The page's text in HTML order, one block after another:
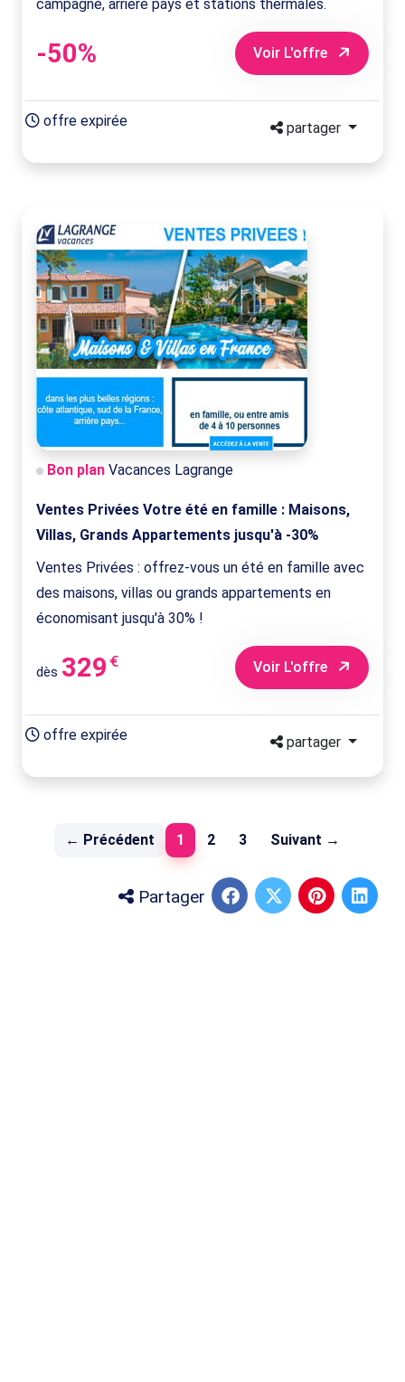
campagne, arrière pays et stations thermales.
-50% Voir L'offre
offre expirée partager
Bon plan Vacances Lagrange
Ventes Privées Votre été en famille : Maisons,
Villas, Grands Appartements jusqu'à -30%
Ventes Privées : offrez-vous un été en famille avec
des maisons, villas ou grands appartements en
économisant jusqu'à 30% !
dès 329 € Voir L'offre
offre expirée partager
← Précédent 1 (current)
2 3 Suivant →
Partager